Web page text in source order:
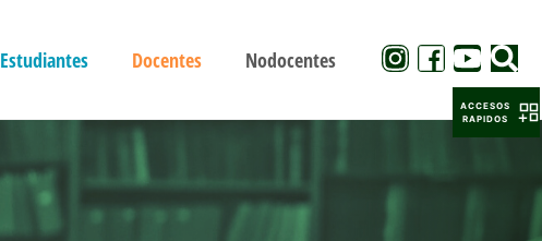
Estudiantes Docentes Nodocentes
ACCESOS
RAPIDOS